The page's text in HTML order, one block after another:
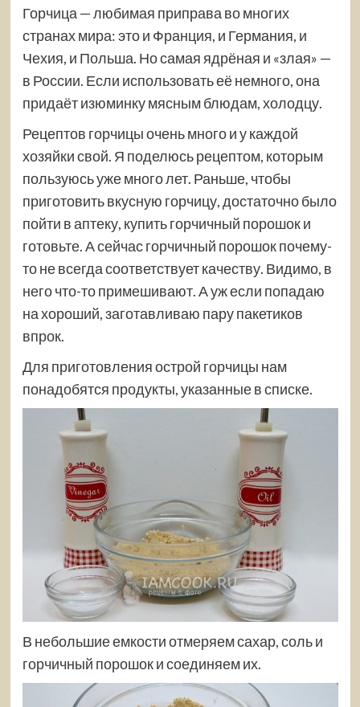
Горчица — любимая приправа во многих
странах мира: это и Франция, и Германия, и
Чехия, и Польша. Но самая ядрёная и «злая» —
в России. Если использовать её немного, она
придаёт изюминку мясным блюдам, холодцу.
Рецептов горчицы очень много и у каждой
хозяйки свой. Я поделюсь рецептом, которым
пользуюсь уже много лет. Раньше, чтобы
приготовить вкусную горчицу, достаточно было
пойти в аптеку, купить горчичный порошок и
готовьте. А сейчас горчичный порошок почему-
то не всегда соответствует качеству. Видимо, в
него что-то примешивают. А уж если попадаю
на хороший, заготавливаю пару пакетиков
впрок.
Для приготовления острой горчицы нам
понадобятся продукты, указанные в списке.
В небольшие емкости отмеряем сахар, соль и
горчичный порошок и соединяем их.